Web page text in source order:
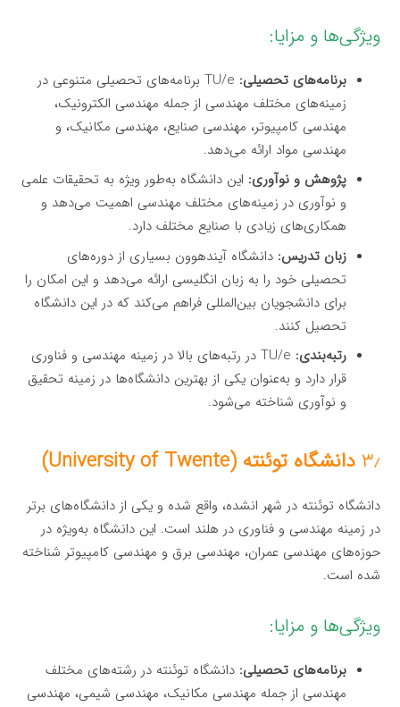
ویژگی‌ها و مزایا:
برنامه‌های تحصیلی:
TU/e برنامه‌های تحصیلی متنوعی در
زمینه‌های مختلف مهندسی از جمله مهندسی الکترونیک،
مهندسی کامپیوتر، مهندسی صنایع، مهندسی مکانیک، و
مهندسی مواد ارائه می‌دهد.
پژوهش و نوآوری: این دانشگاه به‌طور ویژه به تحقیقات علمی
و نوآوری در زمینه‌های مختلف مهندسی اهمیت می‌دهد و
همکاری‌های زیادی با صنایع مختلف دارد.
زبان تدریس: دانشگاه آیندهوون بسیاری از دوره‌های
تحصیلی خود را به زبان انگلیسی ارائه می‌دهد و این امکان را
برای دانشجویان بین‌المللی فراهم می‌کند که در این دانشگاه
تحصیل کنند.
رتبه‌بندی:
TU/e در رتبه‌های بالا در زمینه مهندسی و فناوری
قرار دارد و به‌عنوان یکی از بهترین دانشگاه‌ها در زمینه تحقیق
و نوآوری شناخته می‌شود.
۳٫ دانشگاه توئنته (University of Twente)
دانشگاه توئنته در شهر انشده، واقع شده و یکی از دانشگاه‌های برتر
در زمینه مهندسی و فناوری در هلند است. این دانشگاه به‌ویژه در
حوزه‌های مهندسی عمران، مهندسی برق و مهندسی کامپیوتر شناخته
شده است.
ویژگی‌ها و مزایا:
برنامه‌های تحصیلی: دانشگاه توئنته در رشته‌های مختلف
مهندسی از جمله مهندسی مکانیک، مهندسی شیمی، مهندسی